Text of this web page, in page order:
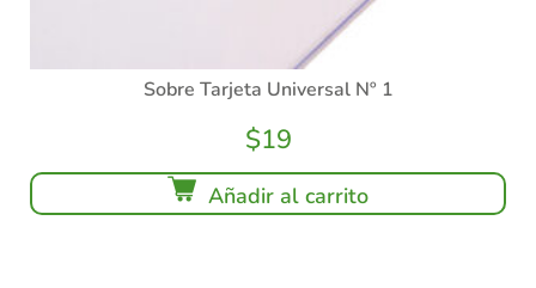
Sobre Tarjeta Universal Nº 1
$19
Añadir al carrito